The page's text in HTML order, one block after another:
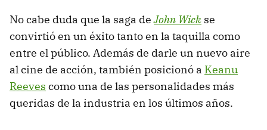
No cabe duda que la saga de John Wick se
convirtió en un éxito tanto en la taquilla como
entre el público. Además de darle un nuevo aire
al cine de acción, también posicionó a Keanu
Reeves como una de las personalidades más
queridas de la industria en los últimos años.